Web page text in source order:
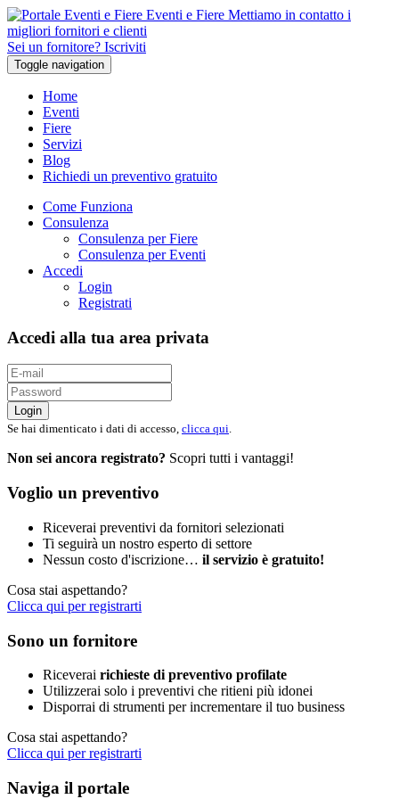
Eventi e Fiere Mettiamo in contatto i
migliori fornitori e clienti
Sei un fornitore? Iscriviti
Toggle navigation
Home
Eventi
Fiere
Servizi
Blog
Richiedi un preventivo gratuito
Come Funziona
Consulenza
Consulenza per Fiere
Consulenza per Eventi
Accedi
Login
Registrati
Accedi alla tua area privata
Login
Se hai dimenticato i dati di accesso, clicca qui.
Non sei ancora registrato? Scopri tutti i vantaggi!
Voglio un preventivo
Riceverai preventivi da fornitori selezionati
Ti seguirà un nostro esperto di settore
Nessun costo d'iscrizione… il servizio è gratuito!
Cosa stai aspettando?
Clicca qui per registrarti
Sono un fornitore
Riceverai richieste di preventivo profilate
Utilizzerai solo i preventivi che ritieni più idonei
Disporrai di strumenti per incrementare il tuo business
Cosa stai aspettando?
Clicca qui per registrarti
Naviga il portale